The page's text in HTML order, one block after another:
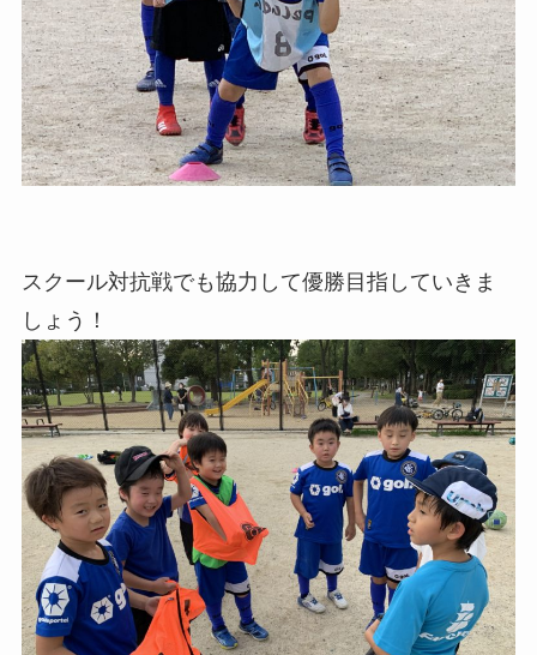
スクール対抗戦でも協力して優勝目指していきま
しょう！